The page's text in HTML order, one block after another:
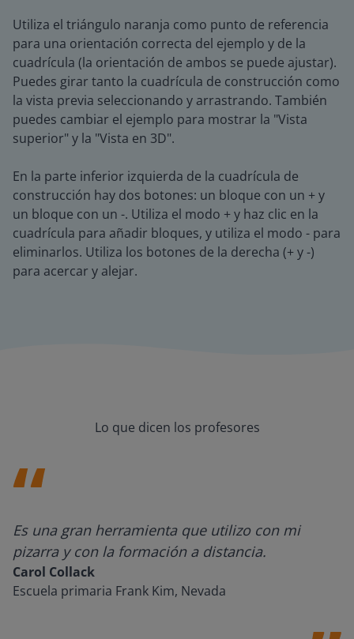
Utiliza el triángulo naranja como punto de referencia
para una orientación correcta del ejemplo y de la
cuadrícula (la orientación de ambos se puede ajustar).
Puedes girar tanto la cuadrícula de construcción como
la vista previa seleccionando y arrastrando. También
puedes cambiar el ejemplo para mostrar la "Vista
superior" y la "Vista en 3D".
En la parte inferior izquierda de la cuadrícula de
construcción hay dos botones: un bloque con un + y
un bloque con un -. Utiliza el modo + y haz clic en la
cuadrícula para añadir bloques, y utiliza el modo - para
eliminarlos. Utiliza los botones de la derecha (+ y -)
para acercar y alejar.
Lo que dicen los profesores
Es una gran herramienta que utilizo con mi
pizarra y con la formación a distancia.
Carol Collack
Escuela primaria Frank Kim, Nevada